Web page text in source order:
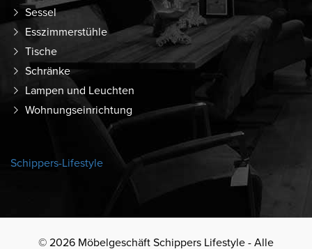
Sessel
Esszimmerstühle
Tische
Schränke
Lampen und Leuchten
Wohnungseinrichtung
Schippers-Lifestyle
© 2026 Möbelgeschäft Schippers Lifestyle - Alle